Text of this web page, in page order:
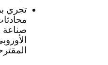
تجري
صناعة